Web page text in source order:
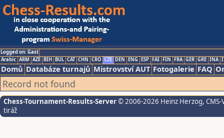
Logged on: Gast
Arabic ARM AZE BIH BUL CAT CHN CRO CZE DEN ENG ESP FAI FIN FRA GER GRE INA
Domů Databáze turnajů Mistrovství AUT Fotogalerie FAQ
Record not found
Chess-Tournament-Results-Server© 2006-2026 Heinz Herzog,
tiráž